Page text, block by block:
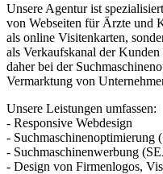
Unsere Agentur ist
von Webseiten für Ärzte und
als online Visitenkarten,
als Verkaufskanal der
daher bei der
Vermarktung von
Unsere Leistungen umfassen:
- Responsive Webdesign
- Suchmaschinenoptimierung
- Suchmaschinenwerbung
- Design von Firmenlogos,